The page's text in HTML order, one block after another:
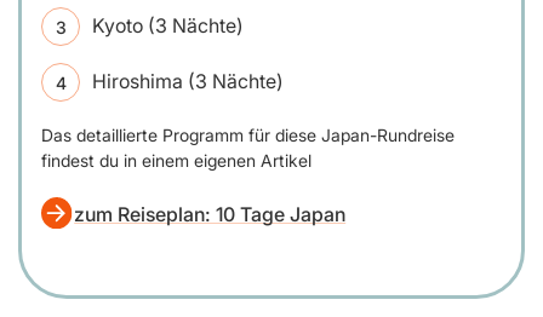
Kyoto (3 Nächte)
Hiroshima (3 Nächte)
Das detaillierte Programm für diese Japan-Rundreise
findest du in einem eigenen Artikel
zum Reiseplan: 10 Tage Japan